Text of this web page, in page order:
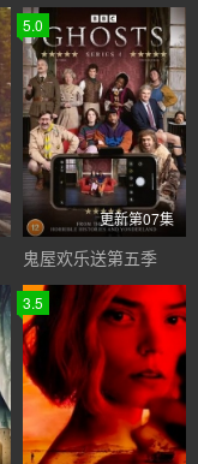
5.0
更新第07集
鬼屋欢乐送第五季
3.5